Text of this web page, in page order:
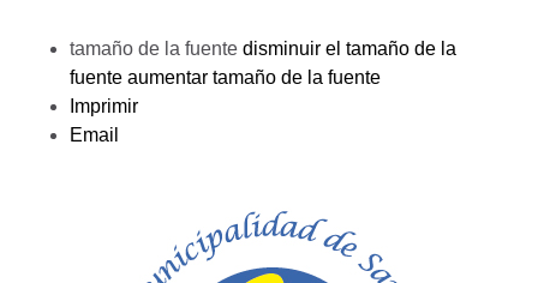
tamaño de la fuente disminuir el tamaño de la
fuente aumentar tamaño de la fuente
Imprimir
Email